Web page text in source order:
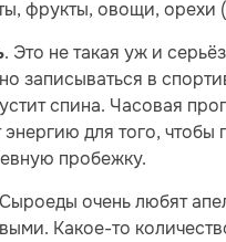
фрукты, овощи, орехи
. Это не такая уж и
записываться в
спина. Часовая
для того,
пробежку.
очень любят
Какое-то